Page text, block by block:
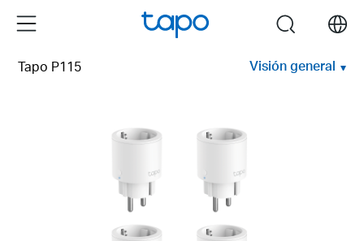
Menu search
Tapo P115 Visión general